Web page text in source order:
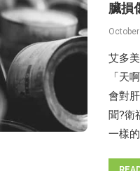
臟損
艾多
「天
會對
聞?衛
一樣的